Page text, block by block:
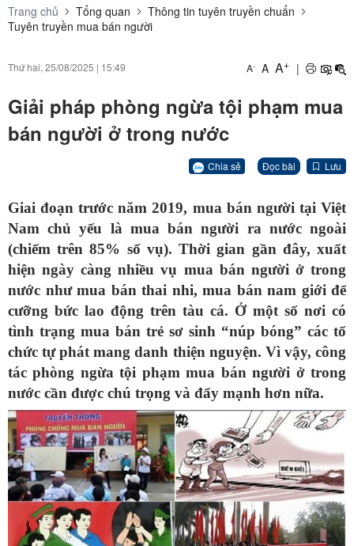
Trang chủ Tổng quan
Thông tin tuyên truyền chuẩn
Tuyên truyền mua bán người
Thứ hai, 25/08/2025 | 15:49 A- A A+ |
Giải pháp phòng ngừa tội phạm mua
bán người ở trong nước
Chia sẻ Đọc bài Lưu
Giai đoạn trước năm 2019, mua bán người tại Việt
Nam chủ yếu là mua bán người ra nước ngoài
(chiếm trên 85% số vụ). Thời gian gần đây, xuất
hiện ngày càng nhiều vụ mua bán người ở trong
nước như mua bán thai nhi, mua bán nam giới để
cưỡng bức lao động trên tàu cá. Ở một số nơi có
tình trạng mua bán trẻ sơ sinh “núp bóng” các tổ
chức tự phát mang danh thiện nguyện. Vì vậy, công
tác phòng ngừa tội phạm mua bán người ở trong
nước cần được chú trọng và đẩy mạnh hơn nữa.